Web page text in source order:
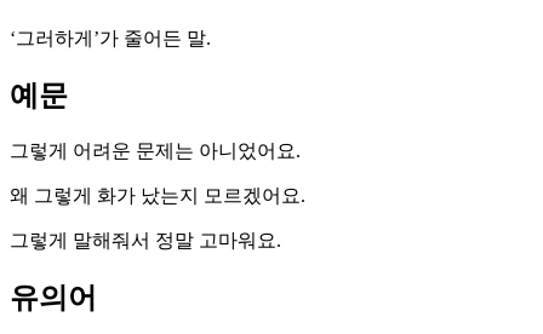
‘그러하게’가 줄어든 말.
예문
그렇게 어려운 문제는 아니었어요.
왜 그렇게 화가 났는지 모르겠어요.
그렇게 말해줘서 정말 고마워요.
유의어